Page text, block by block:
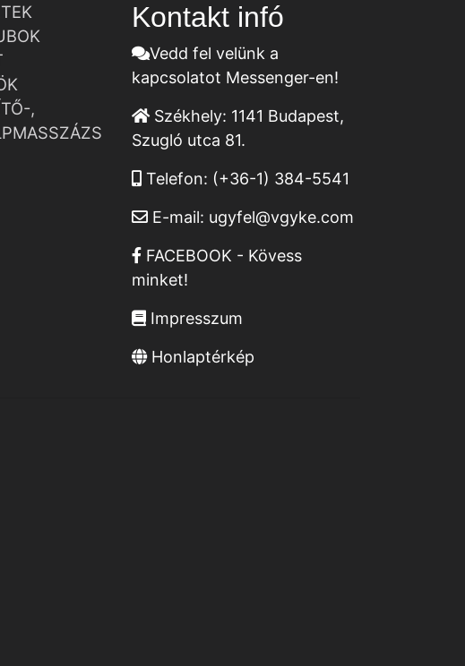
,
Kontakt infó
Vedd fel velünk a
kapcsolatot Messenger-en!
Székhely: 1141 Budapest,
Szugló utca 81.
Telefon: (+36-1) 384-5541
E-mail: ugyfel@vgyke.com
FACEBOOK - Kövess
minket!
Impresszum
Honlaptérkép